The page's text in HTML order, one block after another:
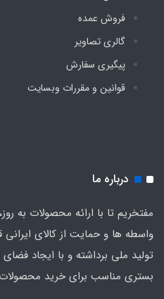
فروش عمده
گالری تصاویر
پیگیری سفارش
قوانین و مقررات وبسایت
درباره ما
مفتخریم تا با ارائه محصولات به
واسطه ها و حمایت از کالای
تولید ملی برداشته و با ایجاد
بستری مناسب برای خرید